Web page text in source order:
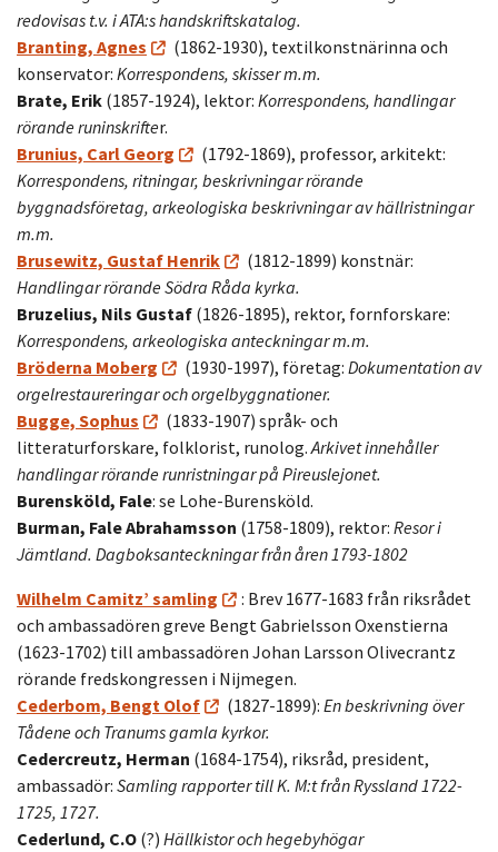
redovisas t.v. i ATA:s handskriftskatalog.
Branting, Agnes
(1862-1930), textilkonstnärinna och
konservator: Korrespondens, skisser m.m.
Brate, Erik (1857-1924), lektor: Korrespondens, handlingar
rörande runinskrifter.
Brunius, Carl Georg
(1792-1869), professor, arkitekt:
Korrespondens, ritningar, beskrivningar rörande
byggnadsföretag, arkeologiska beskrivningar av hällristningar
m.m.
Brusewitz, Gustaf Henrik
(1812-1899) konstnär:
Handlingar rörande Södra Råda kyrka.
Bruzelius, Nils Gustaf (1826-1895), rektor, fornforskare:
Korrespondens, arkeologiska anteckningar m.m.
Bröderna Moberg
(1930-1997), företag: Dokumentation av
orgelrestaureringar och orgelbyggnationer.
Bugge, Sophus
(1833-1907) språk- och
litteraturforskare, folklorist, runolog. Arkivet innehåller
handlingar rörande runristningar på Pireuslejonet.
Burensköld, Fale: se Lohe-Burensköld.
Burman, Fale Abrahamsson (1758-1809), rektor: Resor i
Jämtland. Dagboksanteckningar från åren 1793-1802
Wilhelm Camitz’ samling
: Brev 1677-1683 från riksrådet
och ambassadören greve Bengt Gabrielsson Oxenstierna
(1623-1702) till ambassadören Johan Larsson Olivecrantz
rörande fredskongressen i Nijmegen.
Cederbom, Bengt Olof
(1827-1899): En beskrivning över
Tådene och Tranums gamla kyrkor.
Cedercreutz, Herman (1684-1754), riksråd, president,
ambassadör: Samling rapporter till K. M:t från Ryssland 1722-
1725, 1727.
Cederlund, C.O (?) Hällkistor och hegebyhögar